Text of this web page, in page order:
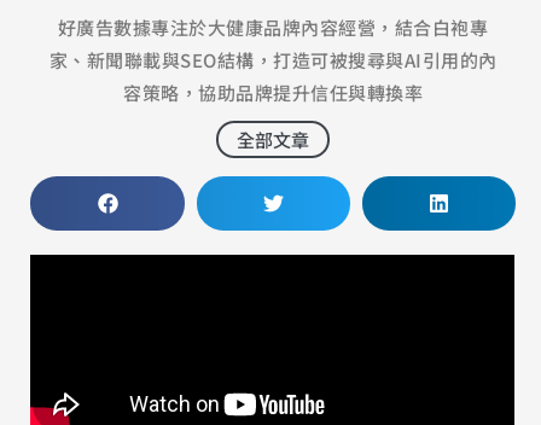
好廣告數據專注於大健康品牌內容經營，結合白袍專
家、新聞聯載與SEO結構，打造可被搜尋與AI引用的內
容策略，協助品牌提升信任與轉換率
全部文章